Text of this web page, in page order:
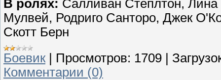
В ролях: Салливан Степлтон,
Мулвей, Родриго Санторо, Джек
Скотт Берн
Боевик
Просмотров: 1709
Комментарии (0)